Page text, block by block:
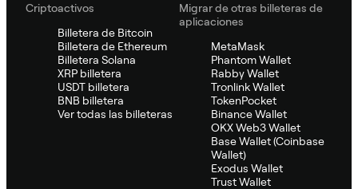
Criptoactivos
Billetera de Bitcoin
Billetera de Ethereum
Billetera Solana
XRP billetera
USDT billetera
BNB billetera
Ver todas las billeteras
Migrar de otras billeteras de
aplicaciones
MetaMask
Phantom Wallet
Rabby Wallet
Tronlink Wallet
TokenPocket
Binance Wallet
OKX Web3 Wallet
Base Wallet (Coinbase
Wallet)
Exodus Wallet
Trust Wallet